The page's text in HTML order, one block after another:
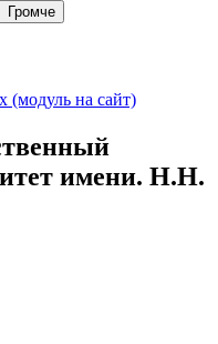
Громче
(модуль на сайт)
имени. Н.Н.